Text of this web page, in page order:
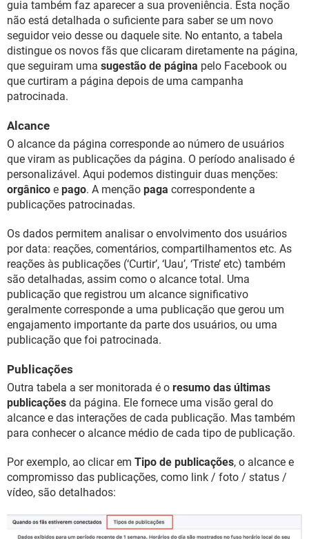
guia também faz aparecer a sua proveniência. Esta noção
não está detalhada o suficiente para saber se um novo
seguidor veio desse ou daquele site. No entanto, a tabela
distingue os novos fãs que clicaram diretamente na página,
que seguiram uma sugestão de página pelo Facebook ou
que curtiram a página depois de uma campanha
patrocinada.
Alcance
O alcance da página corresponde ao número de usuários
que viram as publicações da página. O período analisado é
personalizável. Aqui podemos distinguir duas menções:
orgânico e pago. A menção paga correspondente a
publicações patrocinadas.
Os dados permitem analisar o envolvimento dos usuários
por data: reações, comentários, compartilhamentos etc. As
reações às publicações (‘Curtir’, ‘Uau’, ‘Triste’ etc) também
são detalhadas, assim como o alcance total. Uma
publicação que registrou um alcance significativo
geralmente corresponde a uma publicação que gerou um
engajamento importante da parte dos usuários, ou uma
publicação que foi patrocinada.
Publicações
Outra tabela a ser monitorada é o resumo das últimas
publicações da página. Ele fornece uma visão geral do
alcance e das interações de cada publicação. Mas também
para conhecer o alcance médio de cada tipo de publicação.
Por exemplo, ao clicar em Tipo de publicações, o alcance e
compromisso das publicações, como link / foto / status /
vídeo, são detalhados: